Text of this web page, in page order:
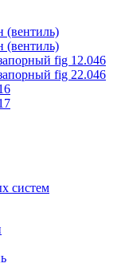
(вентиль)
(вентиль)
fig 12.046
fig 22.046
систем